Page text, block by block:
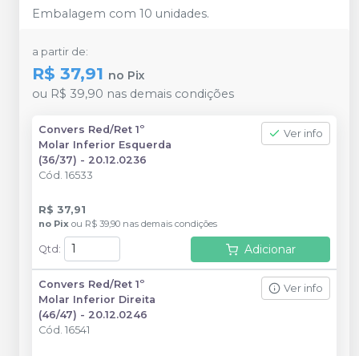
Embalagem com 10 unidades.
a partir de:
R$ 37,91 no Pix
ou R$ 39,90 nas demais condições
Convers Red/Ret 1º
Molar Inferior Esquerda
(36/37) - 20.12.0236
Cód. 16533
Ver info
R$ 37,91
no Pix ou R$ 39,90 nas demais condições
Qtd : Adicionar
Convers Red/Ret 1º
Molar Inferior Direita
(46/47) - 20.12.0246
Cód. 16541
Ver info